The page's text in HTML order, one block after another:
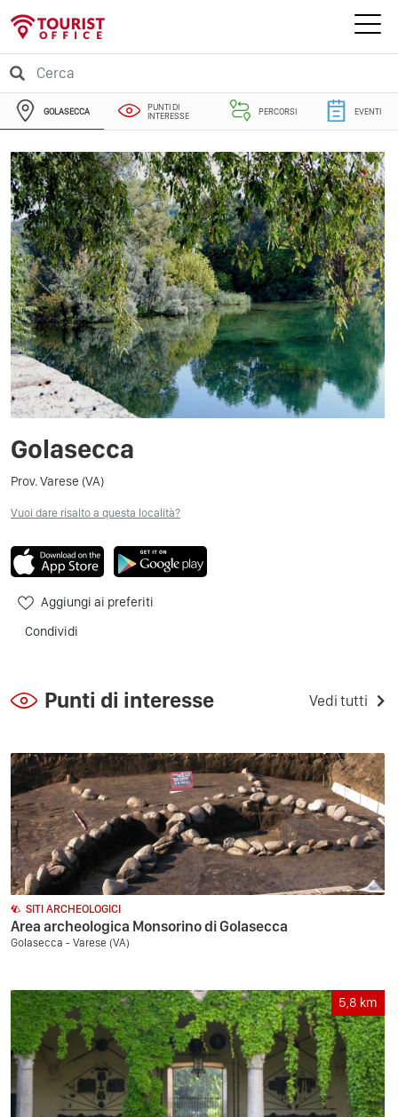
GOLASECCA
PUNTI DI
INTERESSE
PERCORSI EVENTI
Golasecca
Prov. Varese (VA)
Vuoi dare risalto a questa località?
Aggiungi ai preferiti
Condividi
Punti di interesse Vedi tutti
SITI ARCHEOLOGICI
Area archeologica Monsorino di Golasecca
Golasecca - Varese (VA)
5,8 km